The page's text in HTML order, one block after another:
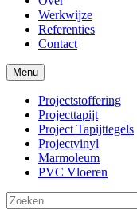
Werkwijze
Referenties
Contact
Menu
Projectstoffering
Projecttapijt
Project Tapijttegels
Projectvinyl
Marmoleum
PVC Vloeren